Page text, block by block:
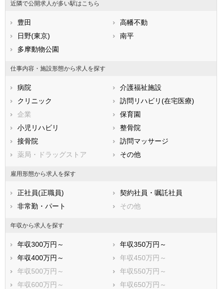
石川県
福井県
静岡県
滋賀県
兵庫県
香川県
高知県
福岡県
長崎県
熊本県
鹿児島県
近隣で公開求人が多い駅はこちら
豊田
高幡不動
日野(東京)
南平
多摩動物公園
仕事内容・施設形態から求人を探す
病院
介護福祉施設
クリニック
訪問リハビリ(在宅医療)
企業
保育園
小児リハビリ
整骨院
接骨院
訪問マッサージ
薬局・ドラッグストア
その他
雇用形態から求人を探す
正社員(正職員)
契約社員・嘱託社員
非常勤・パート
その他
年収から求人を探す
年収300万円～
年収350万円～
年収400万円～
年収450万円～
年収500万円～
年収550万円～
年収600万円～
年収650万円～